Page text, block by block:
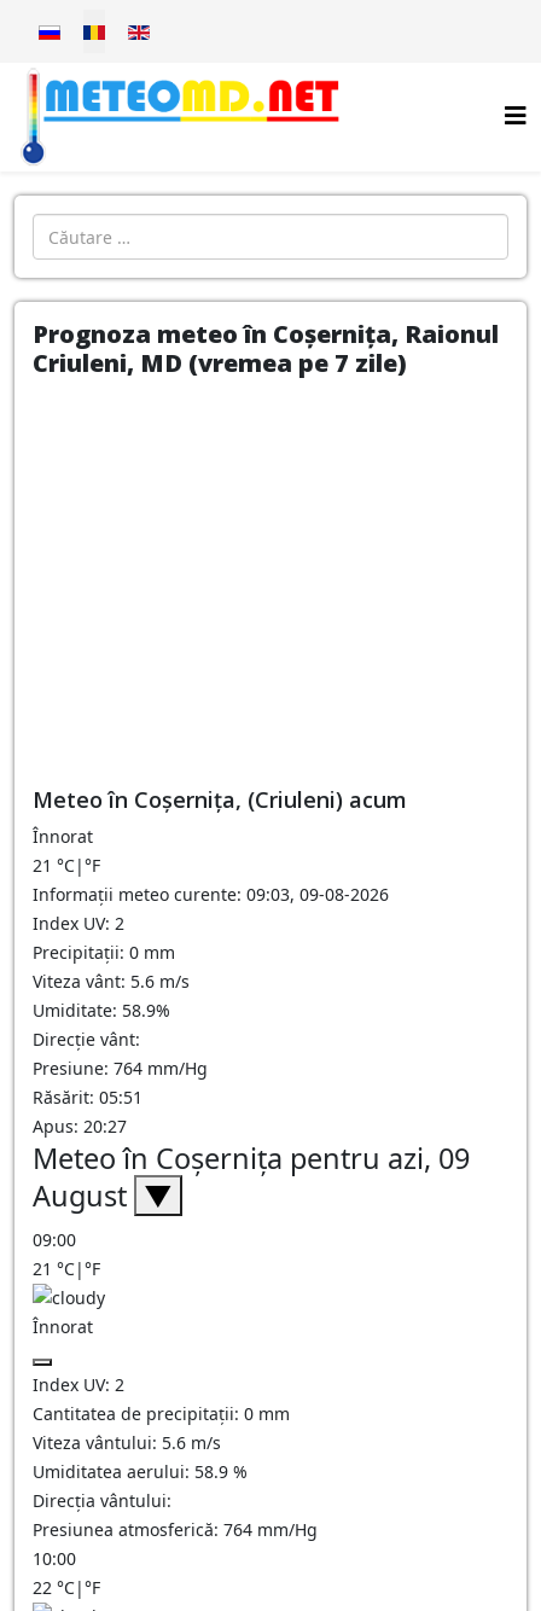
Selectați limba dvs
Introdu localitatea:
Prognoza meteo în Coșernița, Raionul
Criuleni, MD (vremea pe 7 zile)
Meteo în Coşerniţa, (Criuleni) acum
Înnorat
21 °C|°F
Informații meteo curente: 09:03, 09-08-2026
Index UV: 2
Precipitații: 0 mm
Viteza vânt: 5.6 m/s
Umiditate: 58.9%
Direcție vânt:
Presiune: 764 mm/Hg
Răsărit: 05:51
Apus: 20:27
Meteo în Coşerniţa pentru azi, 09
August ▼
09:00
21 °C|°F
Înnorat
Index UV: 2
Cantitatea de precipitații: 0 mm
Viteza vântului: 5.6 m/s
Umiditatea aerului: 58.9 %
Direcția vântului:
Presiunea atmosferică: 764 mm/Hg
10:00
22 °C|°F